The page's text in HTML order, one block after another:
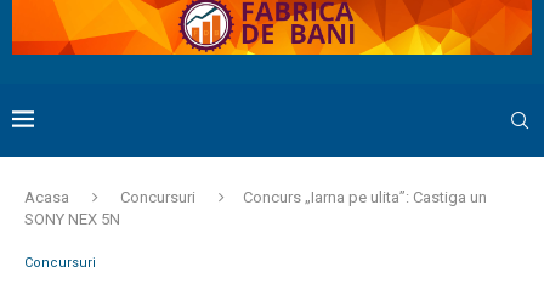
Acasa Concursuri
Concurs „Iarna pe ulita”: Castiga un
SONY NEX 5N
Concursuri